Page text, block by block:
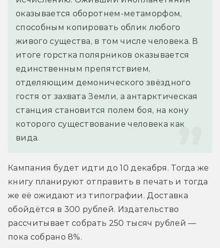
оказывается оборотнем-метаморфом,
способным копировать облик любого
живого существа, в том числе человека. В
итоге горстка полярников оказывается
единственным препятствием,
отделяющим демонического звёздного
гостя от захвата Земли, а антарктическая
станция становится полем боя, на кону
которого существование человека как
вида.
Кампания будет идти до 10 декабря. Тогда же
книгу планируют отправить в печать и тогда
же её ожидают из типографии. Доставка
обойдётся в 300 рублей. Издательство
рассчитывает собрать 250 тысяч рублей —
пока собрано 8%.